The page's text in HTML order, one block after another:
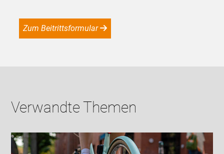
Zum Beitrittsformular
Verwandte Themen